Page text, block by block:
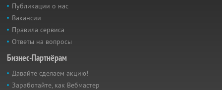
Публикации о нас
Вакансии
Правила сервиса
Ответы на вопросы
Бизнес-Партнёрам
Давайте сделаем акцию!
Заработайте, как Вебмастер